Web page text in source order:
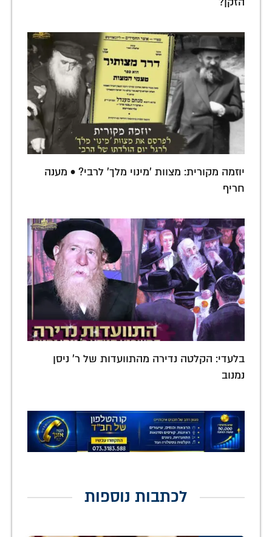
יוזמה מקורית: מצוות 'מינוי מלך' לרבי? • מענה
חריף
בלעדי: הקלטה נדירה מהתוועדות של ר' ניסן
נמנוב
לכתבות נוספות